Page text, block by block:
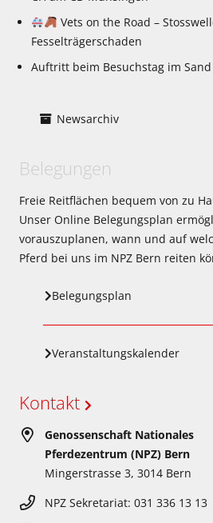
Vets on the Road –
Fesselträgerschaden
Auftritt beim Besuchstag im Sand
Newsarchiv
Belegungen
Freie Reitflächen bequem von zu
Unser Online Belegungsplan
vorauszuplanen, wann und auf
Pferd bei uns im NPZ Bern reiten
Belegungsplan
Veranstaltungskalender
Kontakt
Genossenschaft Nationales
Pferdezentrum (NPZ) Bern
Mingerstrasse 3, 3014 Bern
NPZ Sekretariat: 031 336 13 13